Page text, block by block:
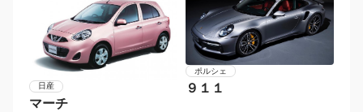
レガシィツーリングワゴ
メルセデス・ベンツ
Ｃクラスステーションワ
ゴン
9
ボルボ
Ｖ６０